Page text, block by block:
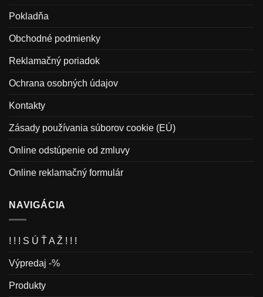
Pokladňa
Obchodné podmienky
Reklamačný poriadok
Ochrana osobných údajov
Kontakty
Zásady používania súborov cookie (EÚ)
Online odstúpenie od zmluvy
Online reklamačný formulár
NAVIGÁCIA
! ! ! S Ú Ť A Ž ! ! !
Výpredaj -%
Produkty